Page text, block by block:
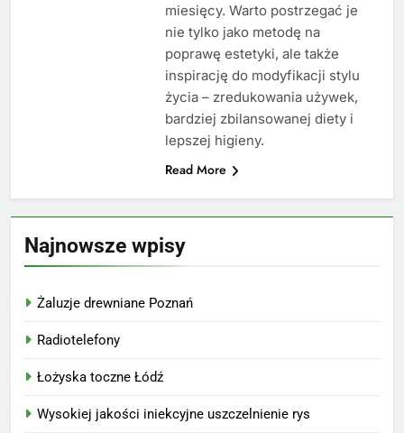
miesięcy. Warto postrzegać je
nie tylko jako metodę na
poprawę estetyki, ale także
inspirację do modyfikacji stylu
życia – zredukowania używek,
bardziej zbilansowanej diety i
lepszej higieny.
Read More
Najnowsze wpisy
Żaluzje drewniane Poznań
Radiotelefony
Łożyska toczne Łódź
Wysokiej jakości iniekcyjne uszczelnienie rys